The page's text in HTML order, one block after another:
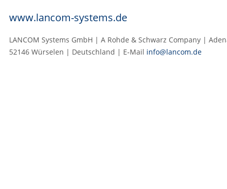
www.lancom-systems.de
LANCOM Systems GmbH | A Rohde & Schwarz Company |
52146 Würselen | Deutschland | E‑Mail info@lancom.de